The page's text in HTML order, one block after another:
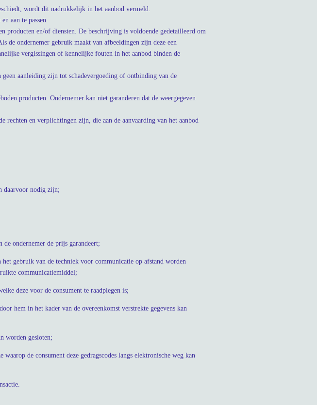
wordt dit nadrukkelijk in het aanbod vermeld.
aan te passen.
producten en/of diensten. De beschrijving is voldoende gedetailleerd om
de ondernemer gebruik maakt van afbeeldingen zijn deze een
vergissingen of kennelijke fouten in het aanbod binden de
aanleiding zijn tot schadevergoeding of ontbinding van de
producten. Ondernemer kan niet garanderen dat de weergegeven
en verplichtingen zijn, die aan de aanvaarding van het aanbod
daarvoor nodig zijn;
ondernemer de prijs garandeert;
gebruik van de techniek voor communicatie op afstand worden
communicatiemiddel;
deze voor de consument te raadplegen is;
hem in het kader van de overeenkomst verstrekte gegevens kan
worden gesloten;
de consument deze gedragscodes langs elektronische weg kan